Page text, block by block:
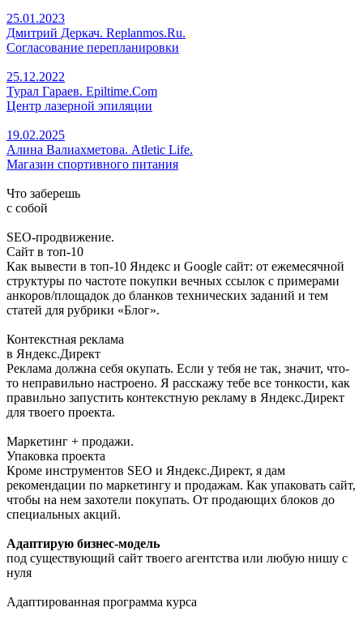
25.01.2023
Дмитрий Деркач. Replanmos.Ru.
Согласование перепланировки
25.12.2022
Турал Гараев. Epiltime.Com
Центр лазерной эпиляции
19.02.2025
Алина Валиахметова. Atletic Life.
Магазин спортивного питания
Что заберешь
с собой
SEO-продвижение.
Сайт в топ-10
Как вывести в топ-10 Яндекс и Google сайт: от ежемесячной
структуры по частоте покупки вечных ссылок с примерами
анкоров/площадок до бланков технических заданий и тем
статей для рубрики «Блог».
Контекстная реклама
в Яндекс.Директ
Реклама должна себя окупать. Если у тебя не так, значит, что-
то неправильно настроено. Я расскажу тебе все тонкости, как
правильно запустить контекстную рекламу в Яндекс.Директ
для твоего проекта.
Маркетинг + продажи.
Упаковка проекта
Кроме инструментов SEO и Яндекс.Директ, я дам
рекомендации по маркетингу и продажам. Как упаковать сайт,
чтобы на нем захотели покупать. От продающих блоков до
специальных акций.
Адаптирую бизнес-модель
под существующий сайт твоего агентства или любую нишу с
нуля
Адаптированная программа курса